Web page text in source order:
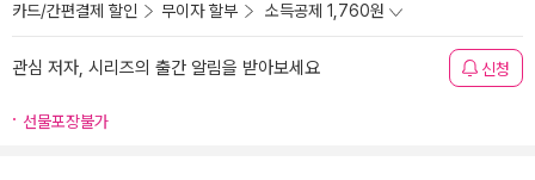
카드/간편결제 할인 무이자 할부 소득공제 1,760원
관심 저자, 시리즈의 출간 알림을 받아보세요 신청
선물포장불가